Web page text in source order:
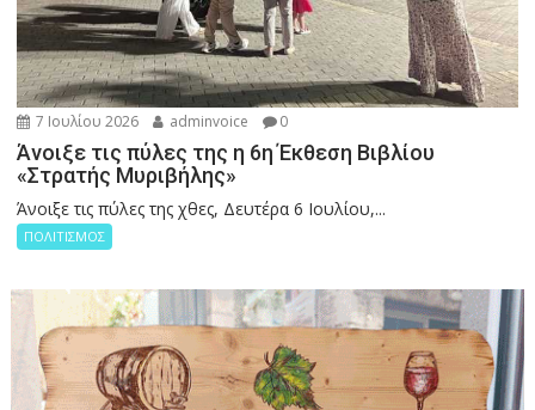
7 Ιουλίου 2026 adminvoice 0
Άνοιξε τις πύλες της η 6η Έκθεση Βιβλίου
«Στρατής Μυριβήλης»
Άνοιξε τις πύλες της χθες, Δευτέρα 6 Ιουλίου,...
ΠΟΛΙΤΙΣΜΟΣ